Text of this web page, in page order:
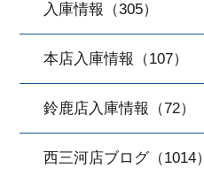
入庫情報（305）
本店入庫情報（107）
鈴鹿店入庫情報（72）
西三河店ブログ（1014）